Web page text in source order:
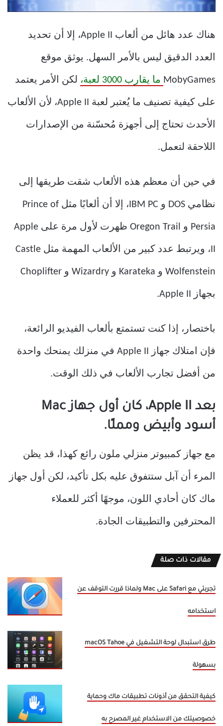
هناك عدد هائل من ألعاب Apple II، إلا أن تحديد
العدد الدقيق ليس بالأمر السهل. يوثق موقع
MobyGames ما يقارب 3000 لعبة، لكن الأمر يعتمد
على كيفية تصنيف ما يُعتبر لعبة Apple II، لأن الألعاب
الأحدث تحتاج إلى أجهزة مُحسّنة من الإصدارات
اللاحقة لتعمل.
في حين أن معظم هذه الألعاب شقت طريقها إلى
نظامي DOS و IBM PC، إلا أن ألعابًا مثل Prince of
Persia و Oregon Trail ظهرت لأول مرة على Apple
II، ويرتبط عدد كبير من الألعاب المهمة مثل Castle
Wolfenstein و Karateka و Wizardry و Choplifter
بجهاز Apple II.
باختصار، إذا كنت تستمتع بألعاب الفيديو الرائعة،
فإن امتلاك جهاز Apple II في منزلك يمنحك واحدة
من أفضل تجارب الألعاب في ذلك الوقت.
بعد Apple II، كان أول جهاز Mac
أسود وأبيض ومملًا.
مع جهاز كمبيوتر منزلي ملون رائع كهذا، قد يظن
المرء أن آبل ستتفوق عليه بكل تأكيد، لكن أول جهاز
ماك كان أحادي اللون، موجهًا أكثر للعملاء
المحترفين والتطبيقات الجادة.
مقالات ذات صلة
تجربتي مع Safari على Mac ولماذا قررت التوقف عن
استخدامه
طرق استبدال لوحة التشغيل في macOS Tahoe
بسهولة
كيفية التحقق من أذونات تطبيقات ماك وحماية
خصوصيتك من الاستخدام غير المصرح به